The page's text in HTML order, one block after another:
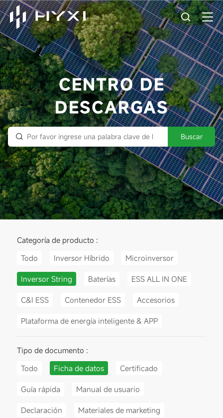
CENTRO DE
DESCARGAS
Buscar
Categoría de producto :
Todo
Inversor Híbrido Microinversor
Inversor String Baterías ESS ALL IN ONE
C&I ESS Contenedor ESS Accesorios
Plataforma de energía inteligente & APP
Tipo de documento :
Todo
Ficha de datos Certificado
Guía rápida Manual de usuario
Declaración Materiales de marketing